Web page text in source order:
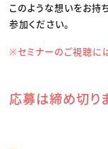
このような想いをお持
参加ください。
※セミナーのご視聴に
応募は締め切り